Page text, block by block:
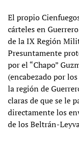
El propio
cárteles en
de la IX Región
Presuntamente
por el “Chapo”
(encabezado por
la región de
claras de que se le
directamente los
de los Beltrán-